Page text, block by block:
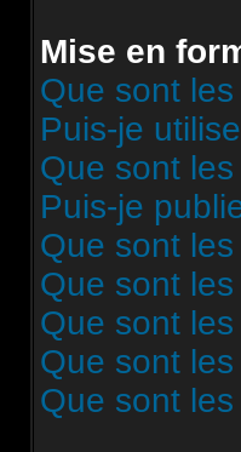
Mise en
Que sont
Puis-je
Que sont
Puis-je
Que sont
Que sont
Que sont
Que sont
Que sont